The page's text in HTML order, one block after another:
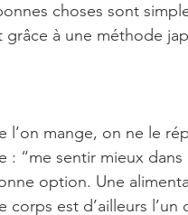
choses sont
grâce à une méthode
l’on mange, on ne le
: “me sentir mieux
option. Une
est d’ailleurs